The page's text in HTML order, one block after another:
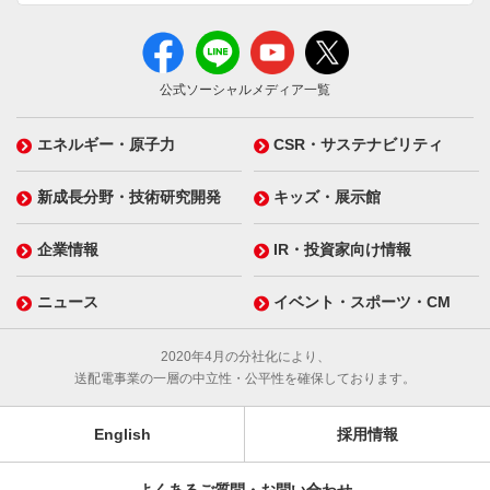
公式ソーシャルメディア一覧
エネルギー・原子力 CSR・サステナビリティ
新成長分野・技術研究開発 キッズ・展示館
企業情報 IR・投資家向け情報
ニュース イベント・スポーツ・CM
2020年4月の分社化により、
送配電事業の一層の中立性・公平性を確保しております。
English 採用情報